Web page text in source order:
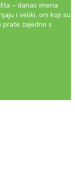
– danas imena
i veliki, oni koji su
prate zajedno s